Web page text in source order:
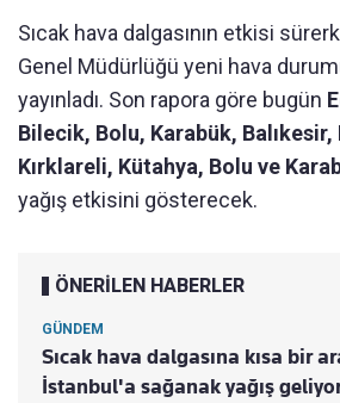
Sıcak hava dalgasının etkisi
Genel Müdürlüğü yeni hava
yayınladı. Son rapora göre bugün
Bilecik, Bolu, Karabük,
Kırklareli, Kütahya, Bolu ve
yağış etkisini gösterecek.
ÖNERİLEN HABERLER
GÜNDEM
Sıcak hava dalgasına kısa bir
İstanbul'a sağanak yağış